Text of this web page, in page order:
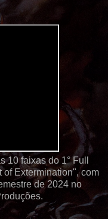
10 faixas do 1° Full
of Extermination", com
de 2024 no